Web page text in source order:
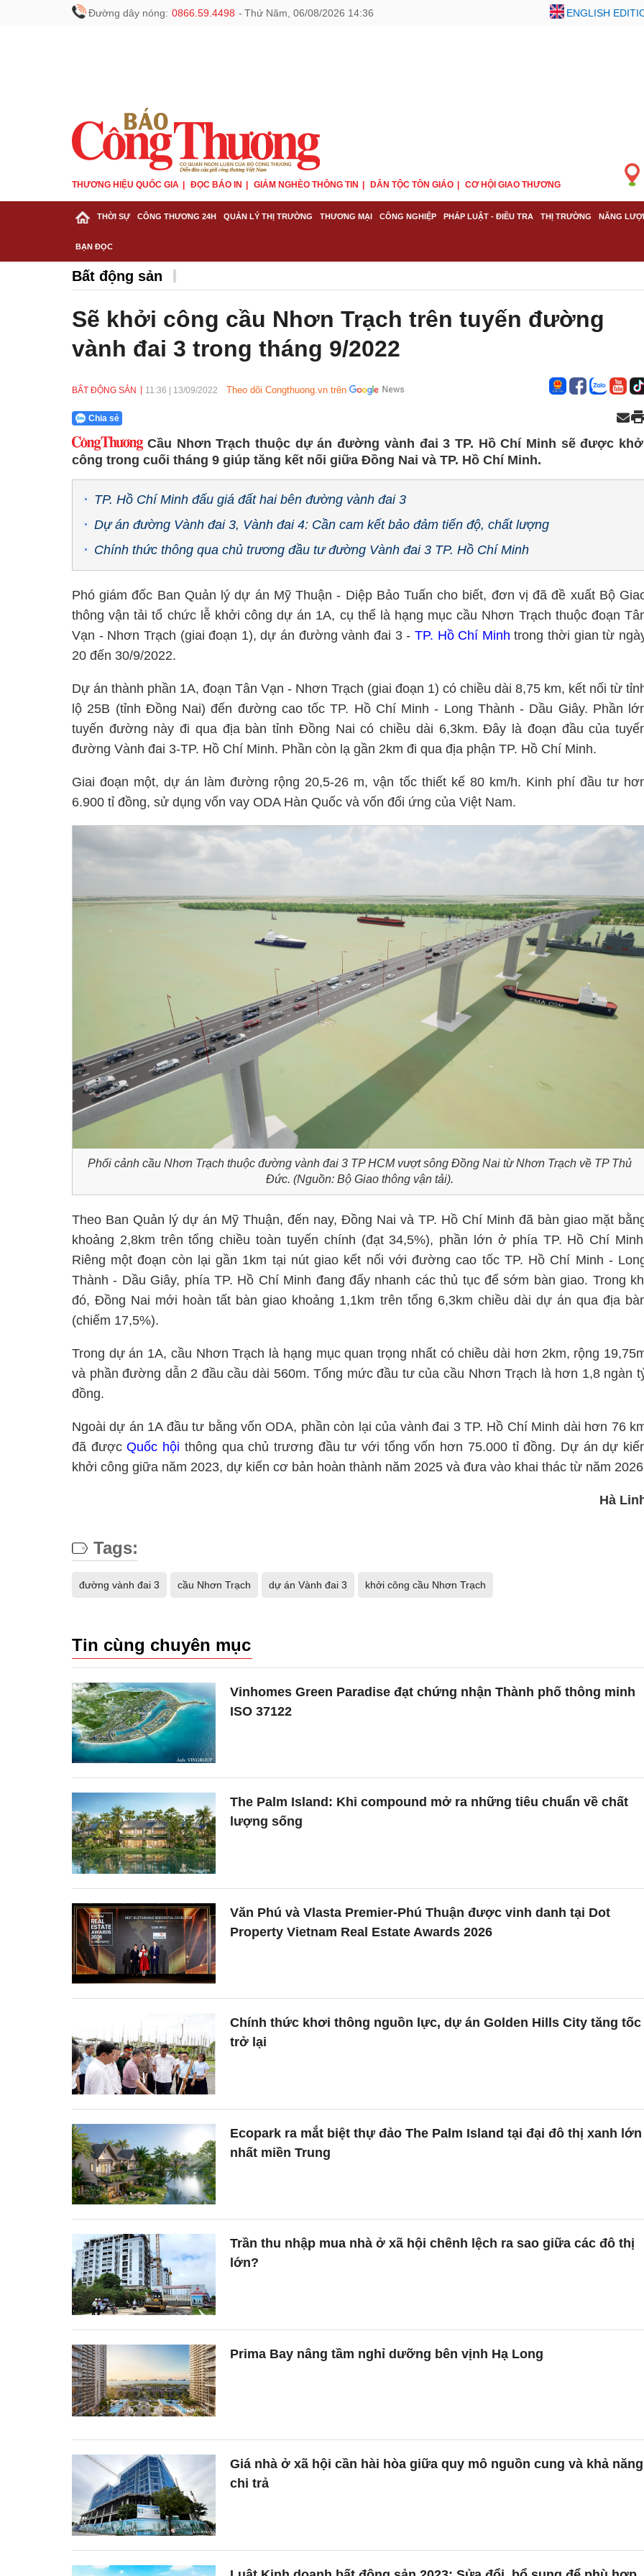
Đường dây nóng: 0866.59.4498 - Thứ Năm, 06/08/2026 14:36 ENGLISH
THƯƠNG HIỆU QUỐC GIA ĐỌC BÁO IN GIẢM NGHÈO THÔNG TIN DÂN TỘC TÔN GIÁO CƠ HỘI GIAO THƯƠNG
THỜI SỰ CÔNG THƯƠNG 24H QUẢN LÝ THỊ TRƯỜNG THƯƠNG MẠI CÔNG NGHIỆP PHÁP LUẬT - ĐIỀU TRA THỊ TRƯỜNG NĂNG
BẠN ĐỌC
Bất động sản
Sẽ khởi công cầu Nhơn Trạch trên tuyến đường
vành đai 3 trong tháng 9/2022
BẤT ĐỘNG SẢN 11:36 13/09/2022 Theo dõi Congthuong.vn trên
Chia sẻ
Cầu Nhơn Trạch thuộc dự án đường vành đai 3 TP. Hồ Chí Minh sẽ được
công trong cuối tháng 9 giúp tăng kết nối giữa Đồng Nai và TP. Hồ Chí Minh.
TP. Hồ Chí Minh đấu giá đất hai bên đường vành đai 3
Dự án đường Vành đai 3, Vành đai 4: Cần cam kết bảo đảm tiến độ, chất lượng
Chính thức thông qua chủ trương đầu tư đường Vành đai 3 TP. Hồ Chí Minh
Phó giám đốc Ban Quản lý dự án Mỹ Thuận - Diệp Bảo Tuấn cho biết, đơn vị đã đề xuất Bộ
thông vận tải tổ chức lễ khởi công dự án 1A, cụ thể là hạng mục cầu Nhơn Trạch thuộc đoạn
Vạn - Nhơn Trạch (giai đoạn 1), dự án đường vành đai 3 - TP. Hồ Chí Minh trong thời gian từ
20 đến 30/9/2022.
Dự án thành phần 1A, đoạn Tân Vạn - Nhơn Trạch (giai đoạn 1) có chiều dài 8,75 km, kết nối từ
lộ 25B (tỉnh Đồng Nai) đến đường cao tốc TP. Hồ Chí Minh - Long Thành - Dầu Giây. Phần
tuyến đường này đi qua địa bàn tỉnh Đồng Nai có chiều dài 6,3km. Đây là đoạn đầu của
đường Vành đai 3-TP. Hồ Chí Minh. Phần còn lạ gần 2km đi qua địa phận TP. Hồ Chí Minh.
Giai đoạn một, dự án làm đường rộng 20,5-26 m, vận tốc thiết kế 80 km/h. Kinh phí đầu tư
6.900 tỉ đồng, sử dụng vốn vay ODA Hàn Quốc và vốn đối ứng của Việt Nam.
Phối cảnh cầu Nhơn Trạch thuộc đường vành đai 3 TP HCM vượt sông Đồng Nai từ Nhơn Trạch về TP Thủ
Đức. (Nguồn: Bộ Giao thông vận tải).
Theo Ban Quản lý dự án Mỹ Thuận, đến nay, Đồng Nai và TP. Hồ Chí Minh đã bàn giao mặt
khoảng 2,8km trên tổng chiều toàn tuyến chính (đạt 34,5%), phần lớn ở phía TP. Hồ Chí
Riêng một đoạn còn lại gần 1km tại nút giao kết nối với đường cao tốc TP. Hồ Chí Minh -
Thành - Dầu Giây, phía TP. Hồ Chí Minh đang đẩy nhanh các thủ tục để sớm bàn giao. Trong
đó, Đồng Nai mới hoàn tất bàn giao khoảng 1,1km trên tổng 6,3km chiều dài dự án qua địa
(chiếm 17,5%).
Trong dự án 1A, cầu Nhơn Trạch là hạng mục quan trọng nhất có chiều dài hơn 2km, rộng
và phần đường dẫn 2 đầu cầu dài 560m. Tổng mức đầu tư của cầu Nhơn Trạch là hơn 1,8 ngàn
đồng.
Ngoài dự án 1A đầu tư bằng vốn ODA, phần còn lại của vành đai 3 TP. Hồ Chí Minh dài hơn 76
đã đượcQuốc hội thông qua chủ trương đầu tư với tổng vốn hơn 75.000 tỉ đồng. Dự án dự
khởi công giữa năm 2023, dự kiến cơ bản hoàn thành năm 2025 và đưa vào khai thác từ năm
Hà
Tags:
đường vành đai 3 cầu Nhơn Trạch dự án Vành đai 3 khởi công cầu Nhơn Trạch
Tin cùng chuyên mục
Vinhomes Green Paradise đạt chứng nhận Thành phố thông minh
ISO 37122
The Palm Island: Khi compound mở ra những tiêu chuẩn về chất
lượng sống
Văn Phú và Vlasta Premier-Phú Thuận được vinh danh tại Dot
Property Vietnam Real Estate Awards 2026
Chính thức khơi thông nguồn lực, dự án Golden Hills City tăng tốc
trở lại
Ecopark ra mắt biệt thự đảo The Palm Island tại đại đô thị xanh lớn
nhất miền Trung
Trần thu nhập mua nhà ở xã hội chênh lệch ra sao giữa các đô thị
lớn?
Prima Bay nâng tầm nghỉ dưỡng bên vịnh Hạ Long
Giá nhà ở xã hội cần hài hòa giữa quy mô nguồn cung và khả năng
chi trả